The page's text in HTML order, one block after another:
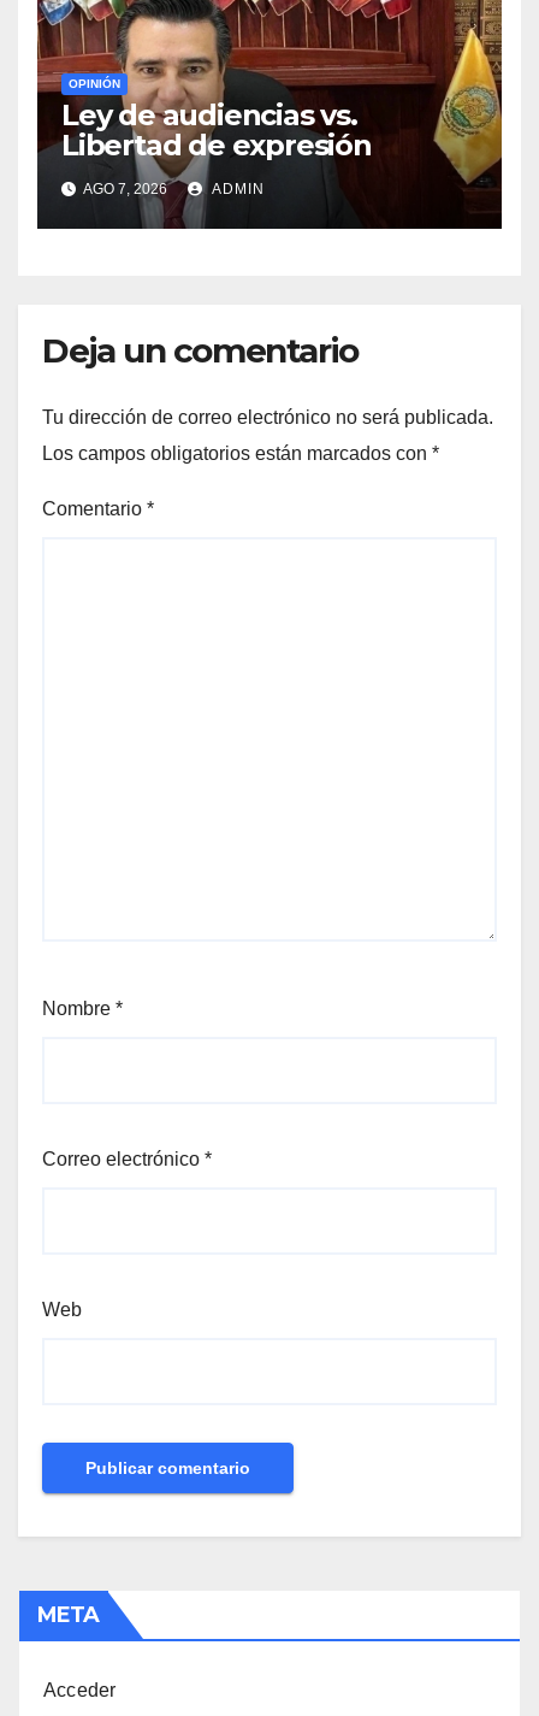
OPINIÓN
Ley de audiencias vs.
Libertad de expresión
AGO 7, 2026 ADMIN
Deja un comentario
Tu dirección de correo electrónico no será publicada.
Los campos obligatorios están marcados con *
Comentario *
Nombre *
Correo electrónico *
Web
META
Acceder